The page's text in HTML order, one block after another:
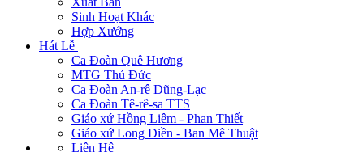
Sinh Hoạt Khác
Hợp Xướng
Hát Lễ
Ca Đoàn Quê Hương
MTG Thủ Đức
Ca Đoàn An-rê Dũng-Lạc
Ca Đoàn Tê-rê-sa TTS
Giáo xứ Hồng Liêm - Phan Thiết
Giáo xứ Long Điền - Ban Mê Thuật
Liên Hệ